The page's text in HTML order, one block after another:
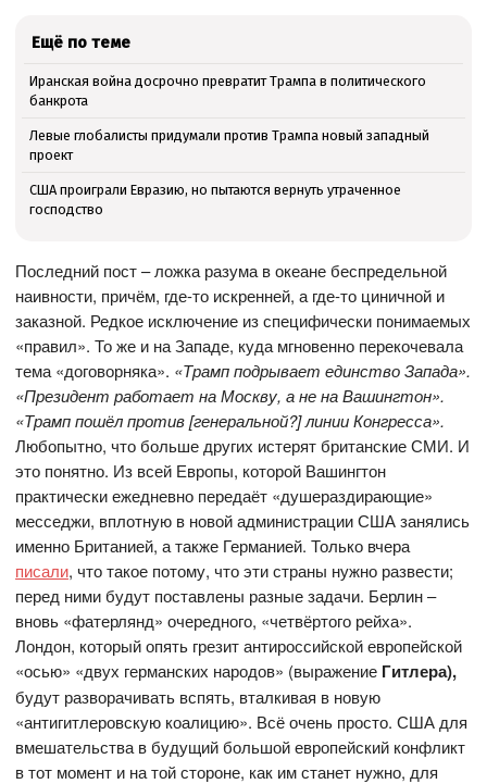
Ещё по теме
Иранская война досрочно превратит Трампа в политического
банкрота
Левые глобалисты придумали против Трампа новый западный
проект
США проиграли Евразию, но пытаются вернуть утраченное
господство
Последний пост – ложка разума в океане беспредельной
наивности, причём, где-то искренней, а где-то циничной и
заказной. Редкое исключение из специфически понимаемых
«правил». То же и на Западе, куда мгновенно перекочевала
тема «договорняка». «Трамп подрывает единство Запада».
«Президент работает на Москву, а не на Вашингтон».
«Трамп пошёл против [генеральной?] линии Конгресса».
Любопытно, что больше других истерят британские СМИ. И
это понятно. Из всей Европы, которой Вашингтон
практически ежедневно передаёт «душераздирающие»
месседжи, вплотную в новой администрации США занялись
именно Британией, а также Германией. Только вчера
писали, что такое потому, что эти страны нужно развести;
перед ними будут поставлены разные задачи. Берлин –
вновь «фатерлянд» очередного, «четвёртого рейха».
Лондон, который опять грезит антироссийской европейской
«осью» «двух германских народов» (выражение Гитлера),
будут разворачивать вспять, вталкивая в новую
«антигитлеровскую коалицию». Всё очень просто. США для
вмешательства в будущий большой европейский конфликт
в тот момент и на той стороне, как им станет нужно, для